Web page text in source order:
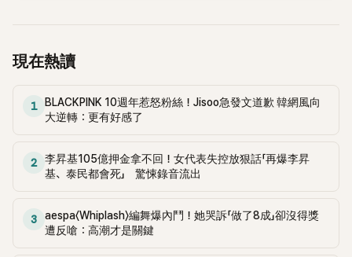
堅持下來，對我來說就是一種巨大的感激。因此，我願意為他
時，洪錫天笑著回答：「對方都知道貸款沒還清前不會分手。」
至於房子問題，他打趣道：「房租和押金可以退回來，下一個人
後卻劈腿了一個富家子弟，讓我無法挽回。」 他難過地補充：
「當時我甚至跑到他的住處前，跪在地上懇求他回來。我向他承
卻冷冷地說：『哥，別這樣。你這樣反而讓我更討厭你，別再執
著了。』聽完這句話後，我只能選擇放手。」 洪錫天表示，儘管
下了。 接著黃燦盛與朱玄英也分享了自己的近況，黃燦盛目前
在日劇中擔任主角，朱玄英則是有兩部電影正在等待上映，洪
電影展現了極大的興趣。 朱玄英則是回應「前輩也要找我來你
的生日派對」，洪錫天則驚嘆朱玄英的敏銳「妳知道我的生日派
名」。 洪錫天也接著說明了原因「我的生日派對不是一年才辦一
次嗎？真的讓人很驚訝，差不多在一個月前，就會開始有人問
看帥哥是這一年最大的幸福」。 這時李恩智突然問起了近期因
《背著善宰跑》走紅的邊佑錫，洪錫天表示邊佑錫在走紅之前，
現在熱讀
1
BLACKPINK 10週年惹怒粉絲！Jisoo急發文道歉 韓網風向
大逆轉：更有好感了
2
李昇基105億押金拿不回！女代表失控放狠話「再爆李昇
基、泰民都會死」 驚悚錄音流出
3
aespa〈Whiplash〉編舞爆內鬥！她哭訴「做了8成」卻沒得獎
遭反嗆：高潮才是關鍵